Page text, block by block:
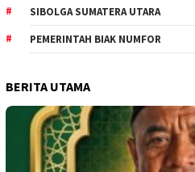
SIBOLGA SUMATERA UTARA
PEMERINTAH BIAK NUMFOR
BERITA UTAMA